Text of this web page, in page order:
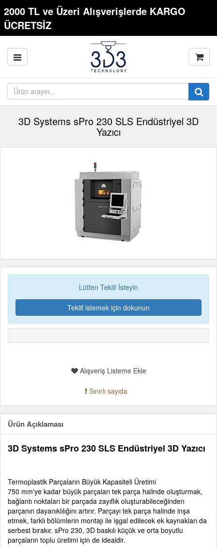
2000 TL ve Üzeri Alışverişlerde KARGO
ÜCRETSİZ
3D Systems sPro 230 SLS Endüstriyel 3D
Yazıcı
Lütfen Teklif İsteyin
Teklif istemek için dokunun
Alışveriş Listeme Ekle
Sınırlı sayıda
Ürün Açıklaması
3D Systems sPro 230 SLS Endüstriyel 3D Yazıcı
Termoplastik Parçaların Büyük Kapasiteli Üretimi
750 mm'ye kadar büyük parçaları tek parça halinde oluşturmak,
bağlantı noktaları bir parçada zayıflık oluşturabileceğinden
parçanın dayanıklılığını artırır. Parçayı tek parça halinde inşa
etmek, farklı bölümlerin montajı ile işgal edilecek ek kaynakları da
serbest bırakır. sPro 230, 3D baskılı küçük ve orta boyutlu
parçaların toplu üretimi için de idealdir.